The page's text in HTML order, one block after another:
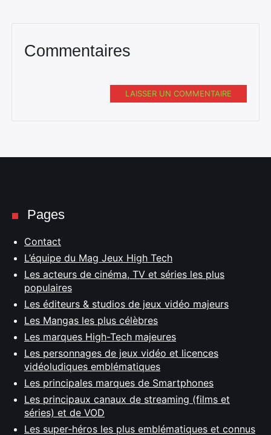
Commentaires
LAISSER UN COMMENTAIRE
Pages
Contact
L’équipe du Mag Jeux High Tech
Les acteurs de cinéma, TV et séries les plus
populaires
Les éditeurs & studios de jeux vidéo majeurs
Les Mangas les plus célèbres
Les marques High-Tech majeures
Les personnages de jeux vidéo et licences
vidéoludiques emblématiques
Les principales marques de Smartphones
Les principaux canaux de streaming (films et
séries) et de VOD
Les super-héros les plus emblématiques et connus